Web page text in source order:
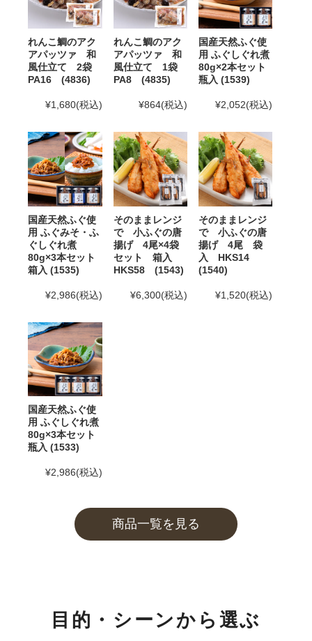
ご注文はお支払い方法変更、またはご注文キャンセ
ルのご案内を行う場合がございます。ご了承下さ
い。
2025年10月24日
「冬ギフト特集」開催中！11月末ま
2025年10月16日(木)まで
2025年7月29日 【お盆期間の発送に関するご案内】
お盆休みに伴い、下記の期間中はお荷物のご到着日とし
てお選びいただけません。
あらかじめご了承ください。
対象期間：2025年8月12日(火)～8月20日(水)
ご利用くださいませ。
2025年5月30日
2025年4月23日 【ゴールデンウィーク期間の営業に関
するご案内】
期間中ご注文を承りますが、フリーダイヤル、メール等
の返信は4月26日（土）～6日（火）の期間をお休みと
させていただきますのでご了承ください。
商品のお届けは5月10日(土)以降
めご了承ください。
2025年2月28日 大感謝祭「春のうまいもん」開催中！
2025年2月25日 【本店カフェのお知らせ】
春の新作パンケーキ「SHINWA抹茶パンケーキ 大田い
れんこ鯛のアク
アパッツァ 和
風仕立て 2袋
PA16 (4836)
¥1,680(税込)
れんこ鯛のアク
アパッツァ 和
風仕立て 1袋
PA8 (4835)
¥864(税込)
国産天然ふぐ使
用 ふぐしぐれ煮
80g×2本セット
瓶入 (1539)
¥2,052(税込)
国産天然ふぐ使
用 ふぐみそ・ふ
ぐしぐれ煮
80g×3本セット
箱入 (1535)
¥2,986(税込)
そのままレンジ
で 小ふぐの唐
揚げ 4尾×4袋
セット 箱入
HKS58 (1543)
¥6,300(税込)
そのままレンジ
で 小ふぐの唐
揚げ 4尾 袋
入 HKS14
(1540)
¥1,520(税込)
国産天然ふぐ使
用 ふぐしぐれ煮
80g×3本セット
瓶入 (1533)
¥2,986(税込)
商品一覧を見る
目的・シーンから選ぶ